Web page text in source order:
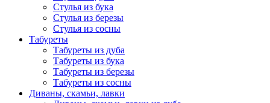
Стулья из бука
Стулья из березы
Стулья из сосны
Табуреты
Табуреты из дуба
Табуреты из бука
Табуреты из березы
Табуреты из сосны
Диваны, скамьи, лавки